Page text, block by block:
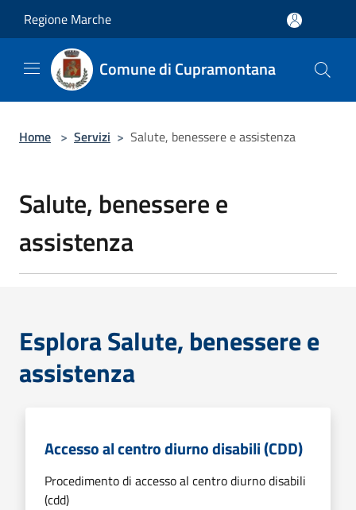
Regione Marche
Comune di Cupramontana
Home > Servizi > Salute, benessere e assistenza
Salute, benessere e
assistenza
Esplora Salute, benessere e
assistenza
Accesso al centro diurno disabili (CDD)
Procedimento di accesso al centro diurno disabili
(cdd)